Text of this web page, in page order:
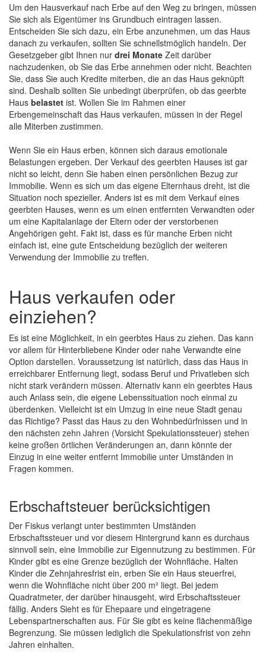
Um den Hausverkauf nach Erbe auf den Weg zu bringen, müssen
Sie sich als Eigentümer ins Grundbuch eintragen lassen.
Entscheiden Sie sich dazu, ein Erbe anzunehmen, um das Haus
danach zu verkaufen, sollten Sie schnellstmöglich handeln. Der
Gesetzgeber gibt Ihnen nur drei Monate Zeit darüber
nachzudenken, ob Sie das Erbe annehmen oder nicht. Beachten
Sie, dass Sie auch Kredite miterben, die an das Haus geknüpft
sind. Deshalb sollten Sie unbedingt überprüfen, ob das geerbte
Haus belastet ist. Wollen Sie im Rahmen einer
Erbengemeinschaft das Haus verkaufen, müssen in der Regel
alle Miterben zustimmen.
Wenn Sie ein Haus erben, können sich daraus emotionale
Belastungen ergeben. Der Verkauf des geerbten Hauses ist gar
nicht so leicht, denn Sie haben einen persönlichen Bezug zur
Immobilie. Wenn es sich um das eigene Elternhaus dreht, ist die
Situation noch spezieller. Anders ist es mit dem Verkauf eines
geerbten Hauses, wenn es um einen entfernten Verwandten oder
um eine Kapitalanlage der Eltern oder der verstorbenen
Angehörigen geht. Fakt ist, dass es für manche Erben nicht
einfach ist, eine gute Entscheidung bezüglich der weiteren
Verwendung der Immobilie zu treffen.
Haus verkaufen oder
einziehen?
Es ist eine Möglichkeit, in ein geerbtes Haus zu ziehen. Das kann
vor allem für Hinterbliebene Kinder oder nahe Verwandte eine
Option darstellen. Voraussetzung ist natürlich, dass das Haus in
erreichbarer Entfernung liegt, sodass Beruf und Privatleben sich
nicht stark verändern müssen. Alternativ kann ein geerbtes Haus
auch Anlass sein, die eigene Lebenssituation noch einmal zu
überdenken. Vielleicht ist ein Umzug in eine neue Stadt genau
das Richtige? Passt das Haus zu den Wohnbedürfnissen und in
den nächsten zehn Jahren (Vorsicht Spekulationssteuer) stehen
keine großen örtlichen Veränderungen an, dann könnte der
Einzug in eine weiter entfernt Immobilie unter Umständen in
Fragen kommen.
Erbschaftsteuer berücksichtigen
Der Fiskus verlangt unter bestimmten Umständen
Erbschaftssteuer und vor diesem Hintergrund kann es durchaus
sinnvoll sein, eine Immobilie zur Eigennutzung zu bestimmen. Für
Kinder gibt es eine Grenze bezüglich der Wohnfläche. Halten
Kinder die Zehnjahresfrist ein, erben Sie ein Haus steuerfrei,
wenn die Wohnfläche nicht über 200 m² liegt. Bei jedem
Quadratmeter, der darüber hinausgeht, wird Erbschaftssteuer
fällig. Anders Sieht es für Ehepaare und eingetragene
Lebenspartnerschaften aus. Für Sie gibt es keine flächenmäßige
Begrenzung. Sie müssen lediglich die Spekulationsfrist von zehn
Jahren einhalten.